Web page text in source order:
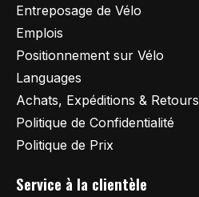
Entreposage de Vélo
Emplois
Positionnement sur Vélo
Languages
Achats, Expéditions & Retours
Politique de Confidentialité
Politique de Prix
Service à la clientèle